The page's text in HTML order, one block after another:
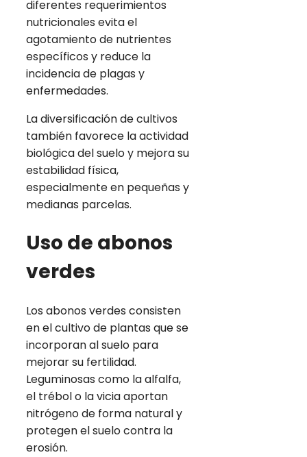
diferentes requerimientos
nutricionales evita el
agotamiento de nutrientes
específicos y reduce la
incidencia de plagas y
enfermedades.
La diversificación de cultivos
también favorece la actividad
biológica del suelo y mejora su
estabilidad física,
especialmente en pequeñas y
medianas parcelas.
Uso de abonos
verdes
Los abonos verdes consisten
en el cultivo de plantas que se
incorporan al suelo para
mejorar su fertilidad.
Leguminosas como la alfalfa,
el trébol o la vicia aportan
nitrógeno de forma natural y
protegen el suelo contra la
erosión.